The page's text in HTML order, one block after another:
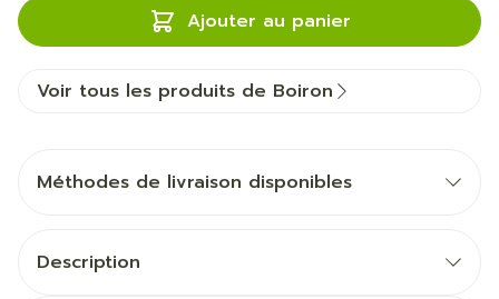
Ajouter au panier
Voir tous les produits de Boiron
Méthodes de livraison disponibles
Description